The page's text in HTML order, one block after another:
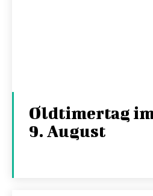
Oldtimertag im
9. August